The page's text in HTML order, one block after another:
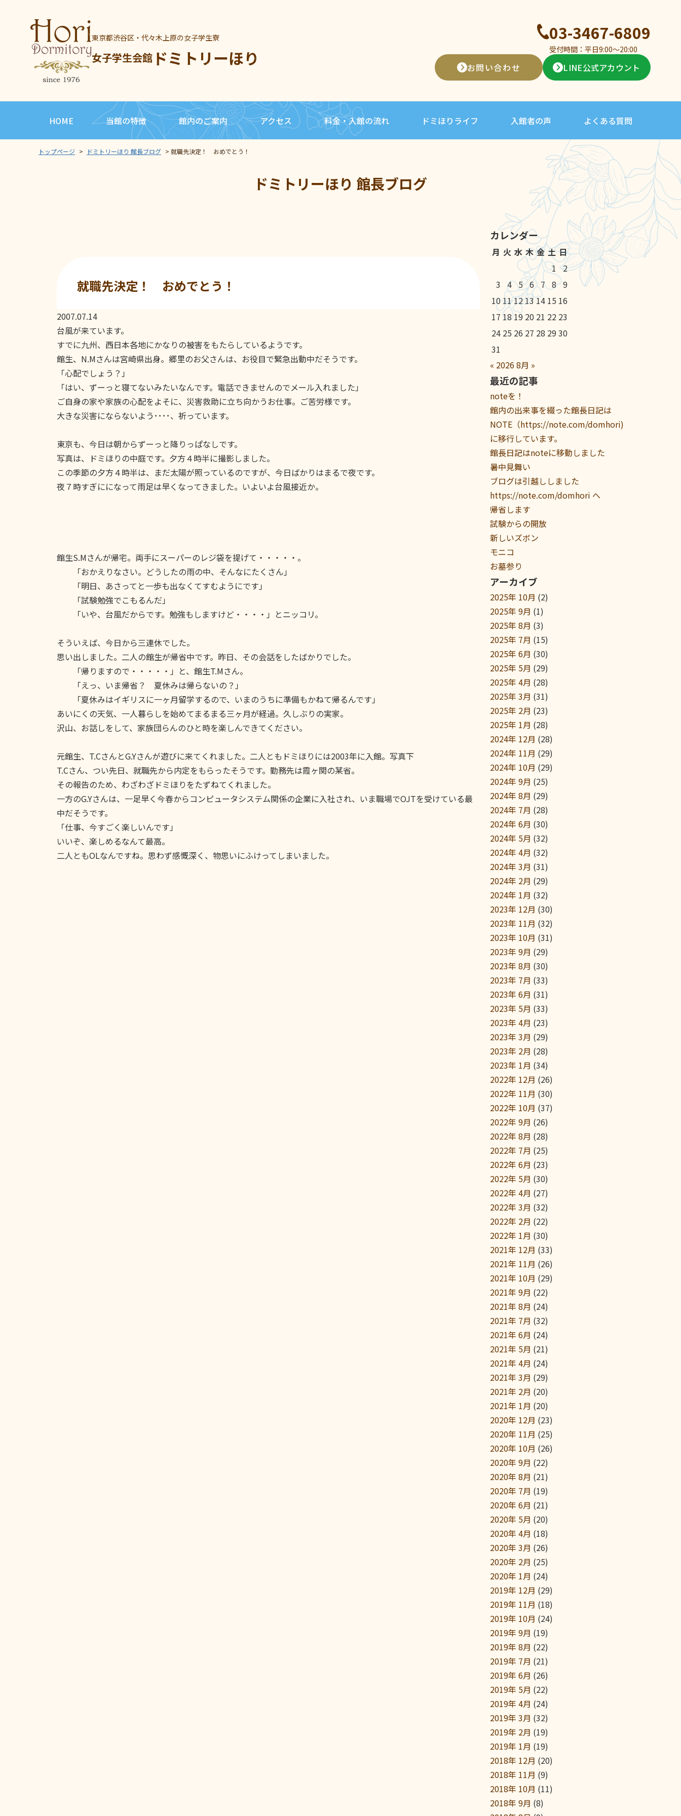
東京都渋谷区・代々木上原の女子学生寮
女子学生会館 ドミトリーほり
03-3467-6809
受付時間：平日9:00〜20:00
お問い合わせ LINE公式アカウント
HOME 当館の特徴 館内のご案内 アクセス 料金・入館の流れ ドミほりライフ 入館者の声 よくある質問
トップページ > ドミトリーほり 館長ブログ > 就職先決定！ おめでとう！
ドミトリーほり 館長ブログ
就職先決定！ おめでとう！
2007.07.14
台風が来ています。
すでに九州、西日本各地にかなりの被害をもたらしているようです。
館生、N.Mさんは宮崎県出身。郷里のお父さんは、お役目で緊急出動中だそうです。
「心配でしょう？」
「はい、ずーっと寝てないみたいなんです。電話できませんのでメール入れました」
ご自身の家や家族の心配をよそに、災害救助に立ち向かうお仕事。ご苦労様です。
大きな災害にならないよう････、祈っています。
東京も、今日は朝からずーっと降りっぱなしです。
写真は、ドミほりの中庭です。夕方４時半に撮影しました。
この季節の夕方４時半は、まだ太陽が照っているのですが、今日ばかりはまるで夜です。
夜７時すぎにになって雨足は早くなってきました。いよいよ台風接近か。
館生S.Mさんが帰宅。両手にスーパーのレジ袋を提げて・・・・・。
「おかえりなさい。どうしたの雨の中、そんなにたくさん」
「明日、あさってと一歩も出なくてすむようにです」
「試験勉強でこもるんだ」
「いや、台風だからです。勉強もしますけど・・・・」とニッコリ。
そういえば、今日から三連休でした。
思い出しました。二人の館生が帰省中です。昨日、その会話をしたばかりでした。
「帰りますので・・・・・」と、館生T.Mさん。
「えっ、いま帰省？ 夏休みは帰らないの？」
「夏休みはイギリスに一ヶ月留学するので、いまのうちに準備もかねて帰るんです」
あいにくの天気、一人暮らしを始めてまるまる三ヶ月が経過。久しぶりの実家。
沢山、お話しをして、家族団らんのひと時を楽しんできてください。
元館生、T.CさんとG.Yさんが遊びに来てくれました。二人ともドミほりには2003年に入館。写真下
T.Cさん、つい先日、就職先から内定をもらったそうです。勤務先は霞ヶ関の某省。
その報告のため、わざわざドミほりをたずねてくれました。
一方のG.Yさんは、一足早く今春からコンピュータシステム関係の企業に入社され、いま職場でOJTを受けている最
中だそうです。
「仕事、今すごく楽しいんです」
いいぞ、楽しめるなんて最高。
二人ともOLなんですね。思わず感慨深く、物思いにふけってしまいました。
カレンダー
月 火 水 木 金 土 日
1
2
3 4 5 6 7 8 9
1011121314 15 16
17 18 19 20 21 22 23
24 25 26 27 28 2930
31
« 20268月 »
最近の記事
noteを！
館内の出来事を綴った館長日記は
NOTE（https://note.com/domhori)
に移行しています。
館長日記はnoteに移動しました
暑中見舞い
ブログは引越ししました
https://note.com/domhori へ
帰省します
試験からの開放
新しいズボン
モニコ
お墓参り
アーカイブ
2025年 10月 (2)
2025年 9月 (1)
2025年 8月 (3)
2025年 7月 (15)
2025年 6月 (30)
2025年 5月 (29)
2025年 4月 (28)
2025年 3月 (31)
2025年 2月 (23)
2025年 1月 (28)
2024年 12月 (28)
2024年 11月 (29)
2024年 10月 (29)
2024年 9月 (25)
2024年 8月 (29)
2024年 7月 (28)
2024年 6月 (30)
2024年 5月 (32)
2024年 4月 (32)
2024年 3月 (31)
2024年 2月 (29)
2024年 1月 (32)
2023年 12月 (30)
2023年 11月 (32)
2023年 10月 (31)
2023年 9月 (29)
2023年 8月 (30)
2023年 7月 (33)
2023年 6月 (31)
2023年 5月 (33)
2023年 4月 (23)
2023年 3月 (29)
2023年 2月 (28)
2023年 1月 (34)
2022年 12月 (26)
2022年 11月 (30)
2022年 10月 (37)
2022年 9月 (26)
2022年 8月 (28)
2022年 7月 (25)
2022年 6月 (23)
2022年 5月 (30)
2022年 4月 (27)
2022年 3月 (32)
2022年 2月 (22)
2022年 1月 (30)
2021年 12月 (33)
2021年 11月 (26)
2021年 10月 (29)
2021年 9月 (22)
2021年 8月 (24)
2021年 7月 (32)
2021年 6月 (24)
2021年 5月 (21)
2021年 4月 (24)
2021年 3月 (29)
2021年 2月 (20)
2021年 1月 (20)
2020年 12月 (23)
2020年 11月 (25)
2020年 10月 (26)
2020年 9月 (22)
2020年 8月 (21)
2020年 7月 (19)
2020年 6月 (21)
2020年 5月 (20)
2020年 4月 (18)
2020年 3月 (26)
2020年 2月 (25)
2020年 1月 (24)
2019年 12月 (29)
2019年 11月 (18)
2019年 10月 (24)
2019年 9月 (19)
2019年 8月 (22)
2019年 7月 (21)
2019年 6月 (26)
2019年 5月 (22)
2019年 4月 (24)
2019年 3月 (32)
2019年 2月 (19)
2019年 1月 (19)
2018年 12月 (20)
2018年 11月 (9)
2018年 10月 (11)
2018年 9月 (8)